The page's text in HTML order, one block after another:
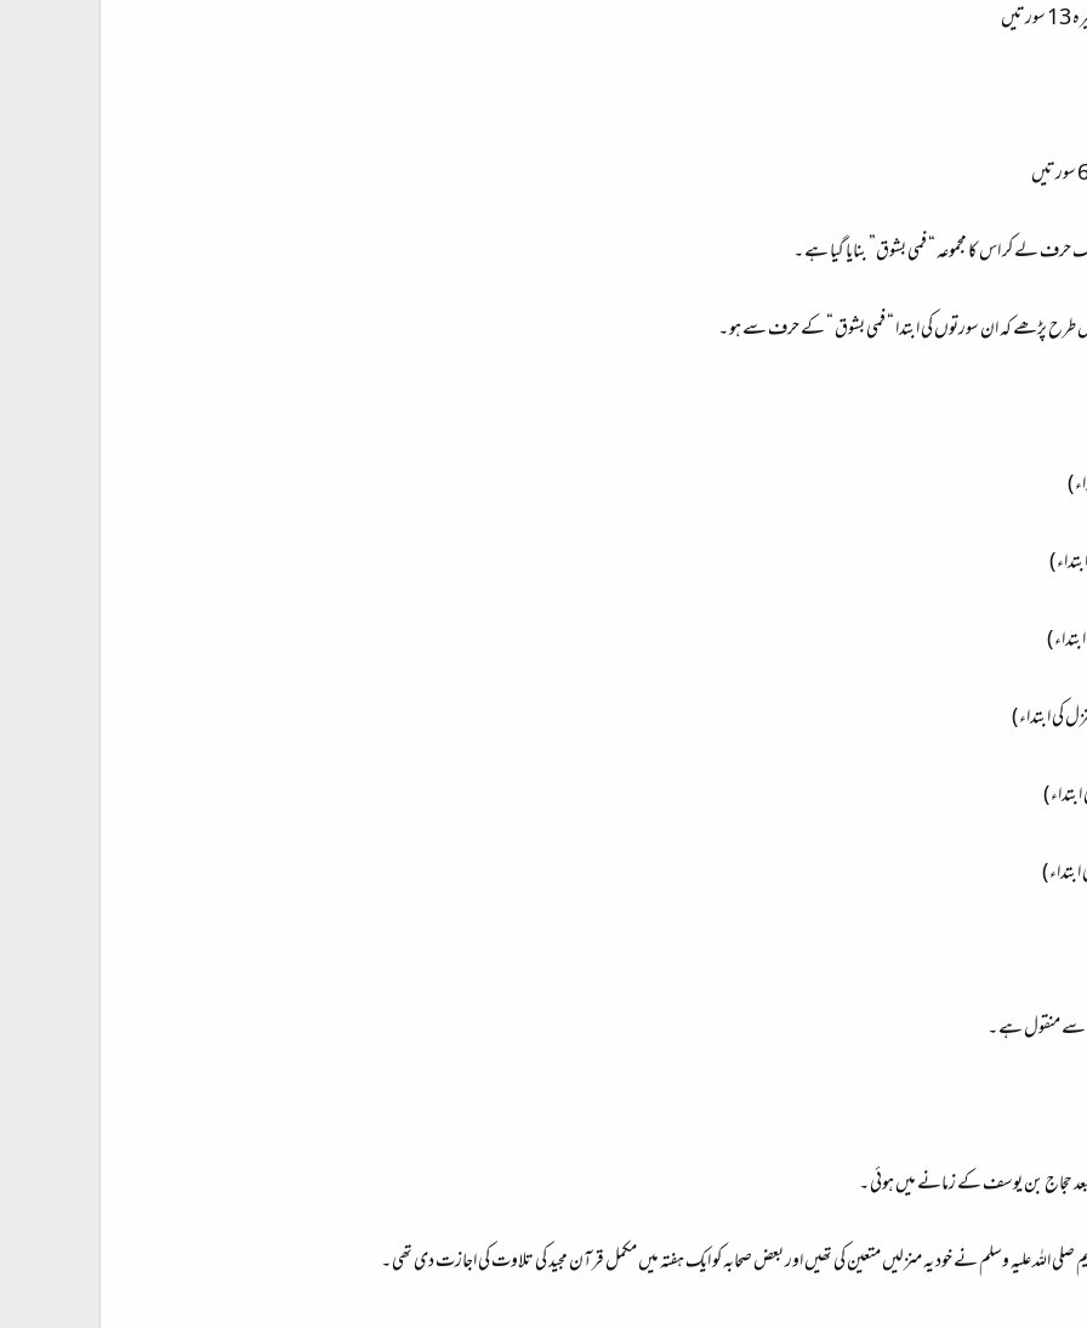
حرف لے کر اس کا مجموعہ “ فمی بشوق” بنایا گیا ہے ۔
پڑھے کہ ان سورتوں کی ابتدا “ فمی بشوق “ کے حرف سے ہو ۔
)
)
)
کی ابتداء )
)
)
سے منقول ہے ۔
بعد حجاج بن یوسف کے زمانے میں ہوئی ۔
الله علیہ وسلم نے خود یہ منزلیں متعین کی تھیں اور بعض صحابہ کو ایک ہفتہ میں مکمل قرآن مجید کی تلاوت کی اجازت دی تھی ۔